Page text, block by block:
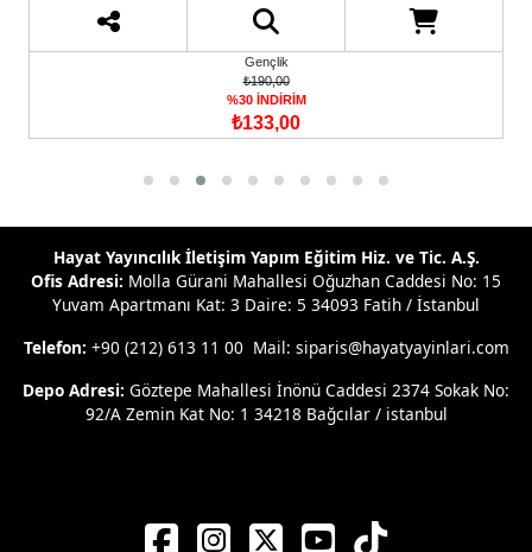
Hayat Yayıncılık İletişim Yapım Eğitim Hiz. ve Tic. A.Ş.
Ofis Adresi: Molla Gürani Mahallesi Oğuzhan Caddesi No: 15
Yuvam Apartmanı Kat: 3 Daire: 5 34093 Fatih / İstanbul
Telefon: +90 (212) 613 11 00 Mail: siparis@hayatyayinlari.com
Depo Adresi: Göztepe Mahallesi İnönü Caddesi 2374 Sokak No:
92/A Zemin Kat No: 1 34218 Bağcılar / istanbul